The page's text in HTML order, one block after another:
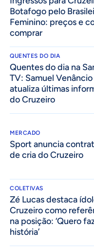
Botafogo pelo
Feminino: preços e
comprar
QUENTES DO DIA
Quentes do dia na
TV: Samuel Venâncio
atualiza últimas
do Cruzeiro
MERCADO
Sport anuncia
de cria do Cruzeiro
COLETIVAS
Zé Lucas destaca
Cruzeiro como
na posição: ‘Quero
história’